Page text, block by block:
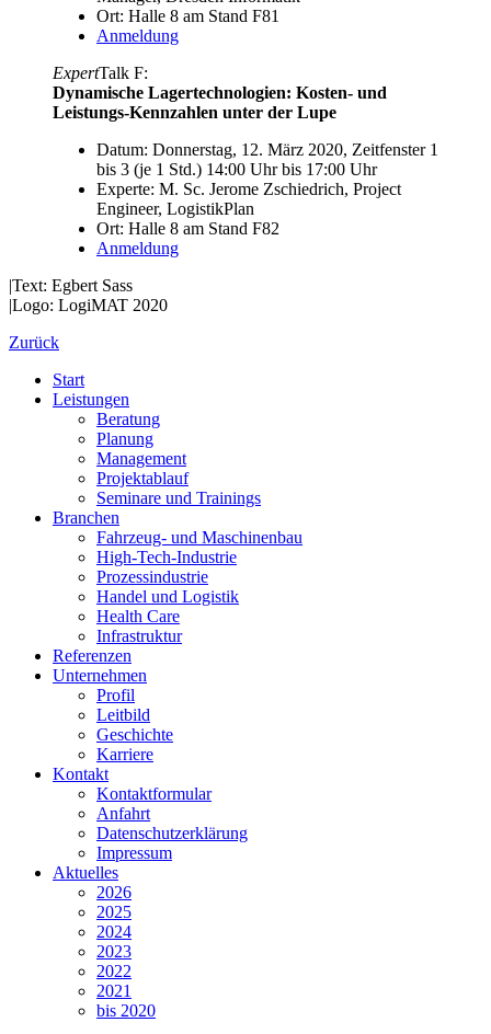
Ort: Halle 8 am Stand F81
Anmeldung
ExpertTalk F:
Dynamische Lagertechnologien: Kosten- und
Leistungs-Kennzahlen unter der Lupe
Datum: Donnerstag, 12. März 2020, Zeitfenster 1
bis 3 (je 1 Std.) 14:00 Uhr bis 17:00 Uhr
Experte: M. Sc. Jerome Zschiedrich, Project
Engineer, LogistikPlan
Ort: Halle 8 am Stand F82
Anmeldung
|Text: Egbert Sass
|Logo: LogiMAT 2020
Zurück
Start
Leistungen
Beratung
Planung
Management
Projektablauf
Seminare und Trainings
Branchen
Fahrzeug- und Maschinenbau
High-Tech-Industrie
Prozessindustrie
Handel und Logistik
Health Care
Infrastruktur
Referenzen
Unternehmen
Profil
Leitbild
Geschichte
Karriere
Kontakt
Kontaktformular
Anfahrt
Datenschutzerklärung
Impressum
Aktuelles
2026
2025
2024
2023
2022
2021
bis 2020